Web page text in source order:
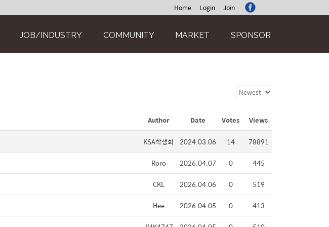
Home Login Join
JOB/INDUSTRY COMMUNITY MARKET SPONSOR
Author Date Votes Views
KSA학생회 2024.03.06 14
78891
Roro 2026.04.07 0
445
CKL 2026.04.06 0
519
Hee 2026.04.05 0
413